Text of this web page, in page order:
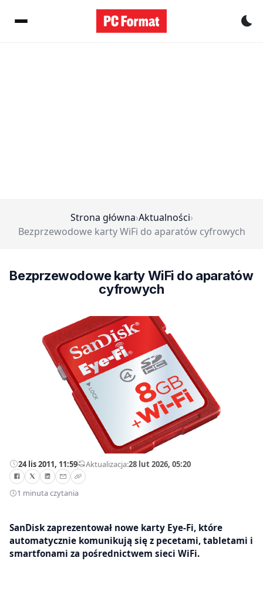
Strona główna›Aktualności›
Bezprzewodowe karty WiFi do aparatów cyfrowych
Bezprzewodowe karty WiFi do aparatów
cyfrowych
24 lis 2011, 11:59—Aktualizacja:28 lut 2026, 05:20
1 minuta czytania
SanDisk zaprezentował nowe karty Eye-Fi, które
automatycznie komunikują się z pecetami, tabletami i
smartfonami za pośrednictwem sieci WiFi.